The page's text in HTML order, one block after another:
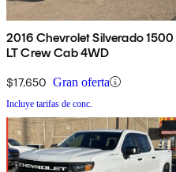
2016 Chevrolet Silverado 1500
LT Crew Cab 4WD
$17,650 Gran oferta
Incluye tarifas de conc.